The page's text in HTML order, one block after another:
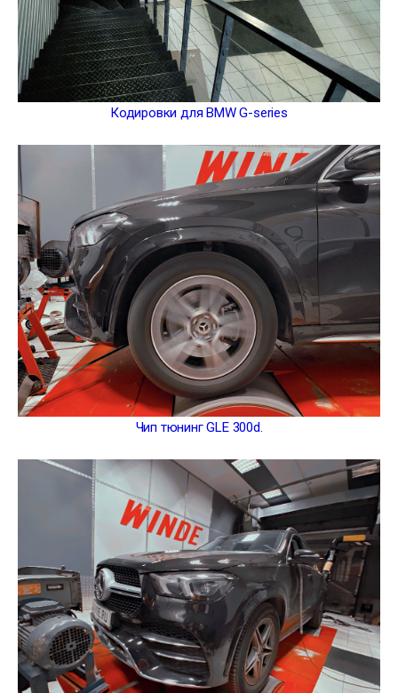
Кодировки для BMW G-series
Чип тюнинг GLE 300d.